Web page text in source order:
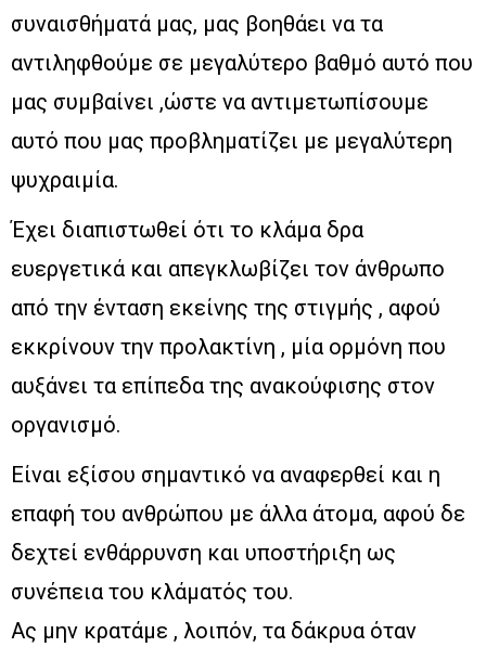
συναισθήματά μας, μας βοηθάει να τα
αντιληφθούμε σε μεγαλύτερο βαθμό αυτό που
μας συμβαίνει ,ώστε να αντιμετωπίσουμε
αυτό που μας προβληματίζει με μεγαλύτερη
ψυχραιμία.
Έχει διαπιστωθεί ότι το κλάμα δρα
ευεργετικά και απεγκλωβίζει τον άνθρωπο
από την ένταση εκείνης της στιγμής , αφού
εκκρίνουν την προλακτίνη , μία ορμόνη που
αυξάνει τα επίπεδα της ανακούφισης στον
οργανισμό.
Είναι εξίσου σημαντικό να αναφερθεί και η
επαφή του ανθρώπου με άλλα άτομα, αφού δε
δεχτεί ενθάρρυνση και υποστήριξη ως
συνέπεια του κλάματός του.
Ας μην κρατάμε , λοιπόν, τα δάκρυα όταν